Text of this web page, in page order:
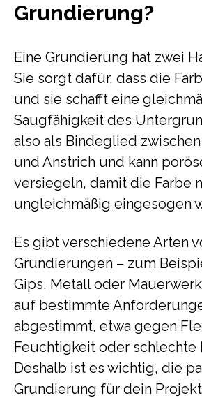
Grundierung?
Eine Grundierung hat zwei
Sie sorgt dafür, dass die
und sie schafft eine
Saugfähigkeit des
also als Bindeglied
und Anstrich und kann
versiegeln, damit die Farbe
ungleichmäßig eingesogen
Es gibt verschiedene Arten
Grundierungen – zum
Gips, Metall oder
auf bestimmte
abgestimmt, etwa gegen
Feuchtigkeit oder schlechte
Deshalb ist es wichtig, die
Grundierung für dein